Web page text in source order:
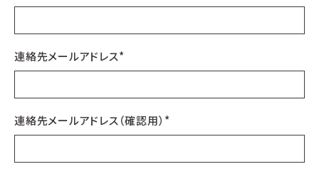
連絡先メールアドレス*
連絡先メールアドレス（確認用） *